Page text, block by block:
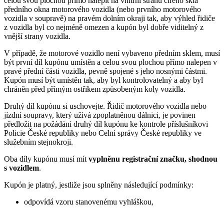
předního okna motorového vozidla (nebo prvního motorového
vozidla v soupravě) na pravém dolním okraji tak, aby výhled řidiče
z vozidla byl co nejméně omezen a kupón byl dobře viditelný z
vnější strany vozidla.
V případě, že motorové vozidlo není vybaveno předním sklem, musí
být první díl kupónu umístěn a celou svou plochou přímo nalepen v
pravé přední části vozidla, pevně spojené s jeho nosnými částmi.
Kupón musí být umístěn tak, aby byl kontrolovatelný a aby byl
chráněn před přímým ostřikem způsobeným koly vozidla.
Druhý díl kupónu si uschovejte. Řidič motorového vozidla nebo
jízdní soupravy, který užívá zpoplatněnou dálnici, je povinen
předložit na požádání druhý díl kupónu ke kontrole příslušníkovi
Policie České republiky nebo Celní správy České republiky ve
služebním stejnokroji.
Oba díly kupónu musí mít vyplněnu registrační značku, shodnou
s vozidlem.
Kupón je platný, jestliže jsou splněny následující podmínky:
odpovídá vzoru stanovenému vyhláškou,